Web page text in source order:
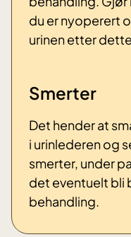
du er nyoperert
urinen etter
Smerter
Det hender at
i urinlederen og
smerter, under
det eventuelt bli
behandling.